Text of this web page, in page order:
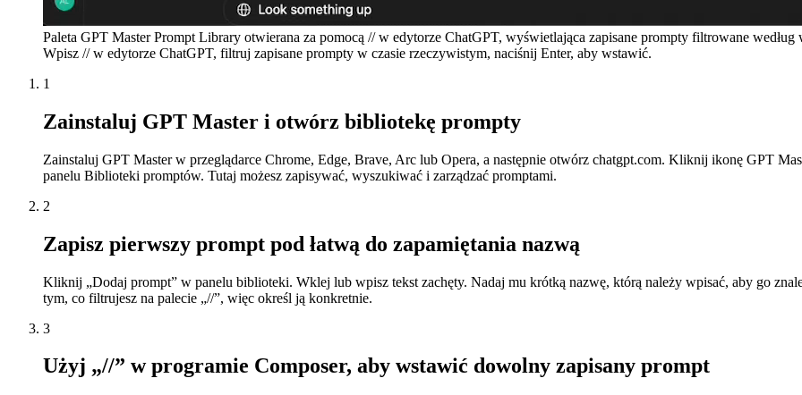
Paleta GPT Master Prompt Library otwierana za pomocą // w edytorze ChatGPT, wyświetlająca zapisane prompty filtrowane według
Wpisz // w edytorze ChatGPT, filtruj zapisane prompty w czasie rzeczywistym, naciśnij Enter, aby wstawić.
1
Zainstaluj GPT Master i otwórz bibliotekę prompty
Zainstaluj GPT Master w przeglądarce Chrome, Edge, Brave, Arc lub Opera, a następnie otwórz chatgpt.com. Kliknij ikonę GPT
panelu Biblioteki promptów. Tutaj możesz zapisywać, wyszukiwać i zarządzać promptami.
2
Zapisz pierwszy prompt pod łatwą do zapamiętania nazwą
Kliknij „Dodaj prompt” w panelu biblioteki. Wklej lub wpisz tekst zachęty. Nadaj mu krótką nazwę, którą należy wpisać, aby go
tym, co filtrujesz na palecie „//”, więc określ ją konkretnie.
3
Użyj „//” w programie Composer, aby wstawić dowolny zapisany prompt